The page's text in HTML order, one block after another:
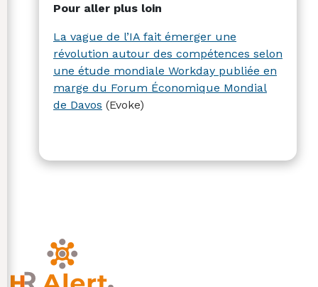
Pour aller plus loin
La vague de l’IA fait émerger une
révolution autour des compétences selon
une étude mondiale Workday publiée en
marge du Forum Économique Mondial
de Davos (Evoke)